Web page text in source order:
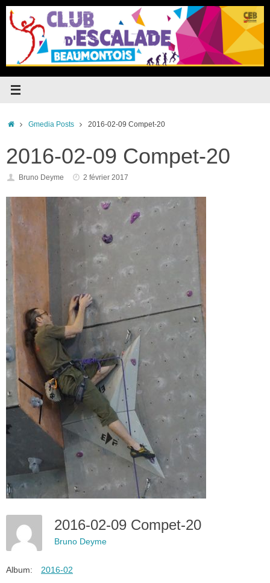
Passer
contenu
Accueil
Gmedia Posts 2016-02-09 Compet-20
2016-02-09 Compet-20
Bruno Deyme 2 février 2017
2016-02-09 Compet-20
Bruno Deyme
Album: 2016-02